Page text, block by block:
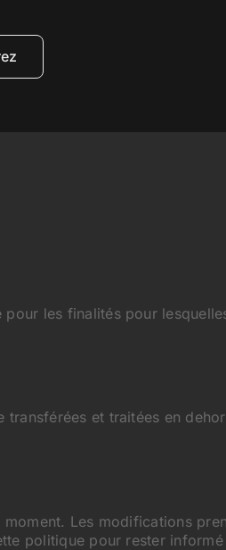
personnelles :
les finalités pour
et traitées en
Les modifications
politique pour rester